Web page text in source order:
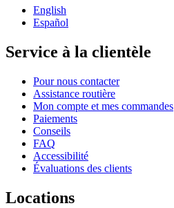
English
Español
Service à la clientèle
Pour nous contacter
Assistance routière
Mon compte et mes commandes
Paiements
Conseils
FAQ
Accessibilité
Évaluations des clients
Locations